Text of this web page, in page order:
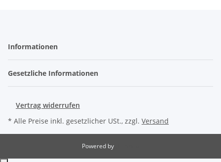
Informationen
Gesetzliche Informationen
Vertrag widerrufen
* Alle Preise inkl. gesetzlicher USt., zzgl. Versand
Powered by